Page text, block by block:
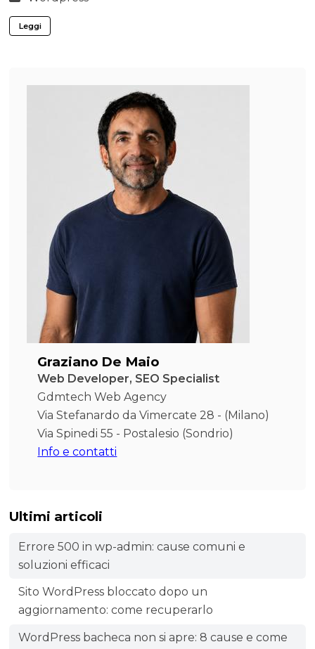
Leggi
Graziano De Maio
Web Developer, SEO Specialist
Gdmtech Web Agency
Via Stefanardo da Vimercate 28 - (Milano)
Via Spinedi 55 - Postalesio (Sondrio)
Info e contatti
Ultimi articoli
Errore 500 in wp-admin: cause comuni e
soluzioni efficaci
Sito WordPress bloccato dopo un
aggiornamento: come recuperarlo
WordPress bacheca non si apre: 8 cause e come